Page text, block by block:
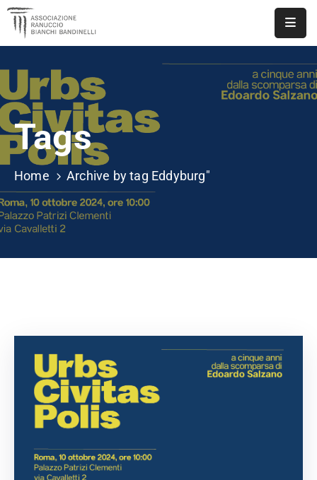
NOTIZIE
DOCUMENTI
EVENTI
PUBBLICAZIONI
CONTATTI
Tags
Home Archive by tag Eddyburg"